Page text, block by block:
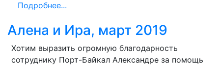
Подробнее...
Алена и Ира, март 2019
Хотим выразить огромную благодарность
сотруднику Порт-Байкал Александре за помощь